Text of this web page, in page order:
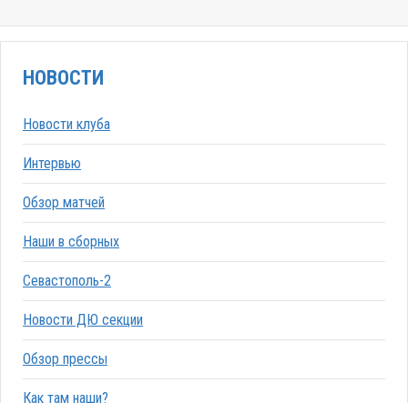
НОВОСТИ
Новости клуба
Интервью
Обзор матчей
Наши в сборных
Севастополь-2
Новости ДЮ секции
Обзор прессы
Как там наши?